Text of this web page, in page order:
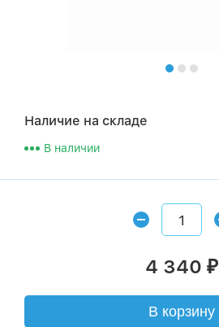
Наличие на складе
В наличии
4 340 ₽
В корзину